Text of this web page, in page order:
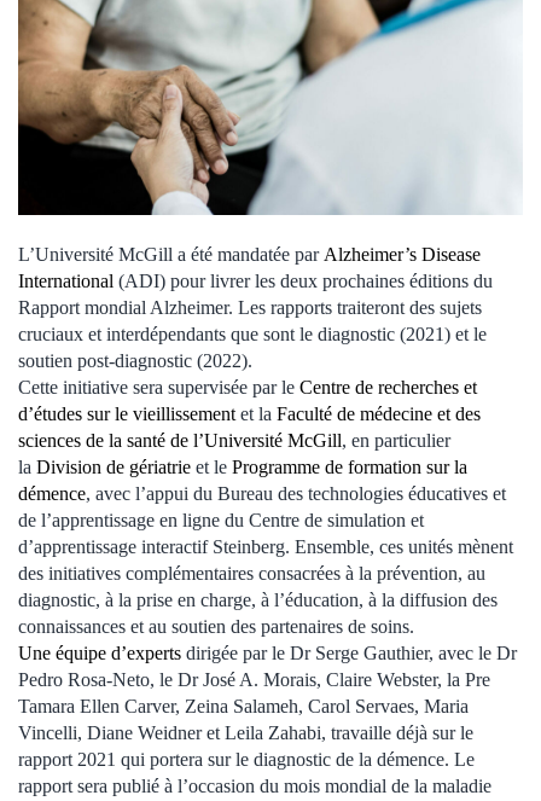
L’Université McGill a été mandatée par Alzheimer’s Disease
International (ADI) pour livrer les deux prochaines éditions du
Rapport mondial Alzheimer. Les rapports traiteront des sujets
cruciaux et interdépendants que sont le diagnostic (2021) et le
soutien post-diagnostic (2022).
Cette initiative sera supervisée par le Centre de recherches et
d’études sur le vieillissement et la Faculté de médecine et des
sciences de la santé de l’Université McGill, en particulier
la Division de gériatrie et le Programme de formation sur la
démence, avec l’appui du Bureau des technologies éducatives et
de l’apprentissage en ligne du Centre de simulation et
d’apprentissage interactif Steinberg. Ensemble, ces unités mènent
des initiatives complémentaires consacrées à la prévention, au
diagnostic, à la prise en charge, à l’éducation, à la diffusion des
connaissances et au soutien des partenaires de soins.
Une équipe d’experts dirigée par le Dr Serge Gauthier, avec le Dr
Pedro Rosa-Neto, le Dr José A. Morais, Claire Webster, la Pre
Tamara Ellen Carver, Zeina Salameh, Carol Servaes, Maria
Vincelli, Diane Weidner et Leila Zahabi, travaille déjà sur le
rapport 2021 qui portera sur le diagnostic de la démence. Le
rapport sera publié à l’occasion du mois mondial de la maladie